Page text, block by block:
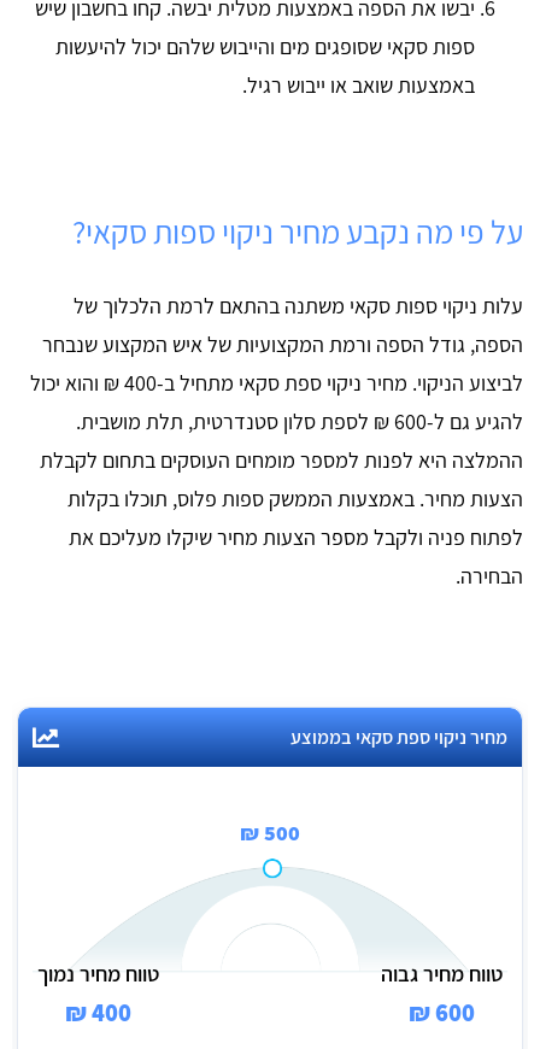
יבשו את הספה באמצעות מטלית יבשה. קחו בחשבון שיש
ספות סקאי שסופגים מים והייבוש שלהם יכול להיעשות
באמצעות שואב או ייבוש רגיל.
על פי מה נקבע מחיר ניקוי ספות סקאי?
עלות ניקוי ספות סקאי משתנה בהתאם לרמת הלכלוך של
הספה, גודל הספה ורמת המקצועיות של איש המקצוע שנבחר
לביצוע הניקוי. מחיר ניקוי ספת סקאי מתחיל ב-400 ₪ והוא יכול
להגיע גם ל-600 ₪ לספת סלון סטנדרטית, תלת מושבית.
ההמלצה היא לפנות למספר מומחים העוסקים בתחום לקבלת
הצעות מחיר. באמצעות הממשק ספות פלוס, תוכלו בקלות
לפתוח פניה ולקבל מספר הצעות מחיר שיקלו מעליכם את
הבחירה.
מחיר ניקוי ספת סקאי בממוצע
500 ₪
טווח מחיר גבוה
600 ₪
טווח מחיר נמוך
400 ₪